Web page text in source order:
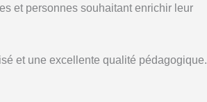
et personnes souhaitant enrichir leur
et une excellente qualité pédagogique.